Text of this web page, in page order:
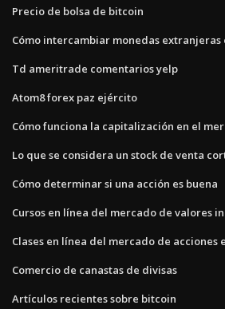
Precio de bolsa de bitcoin
Cómo intercambiar monedas
Td ameritrade comentarios yelp
Atom8 forex paz ejército
Cómo funciona la capitalización en el
Lo que se considera un stock de venta
Cómo determinar si una acción es buena
Cursos en línea del mercado de valores
Clases en línea del mercado de acciones
Comercio de canastas de divisas
Artículos recientes sobre bitcoin